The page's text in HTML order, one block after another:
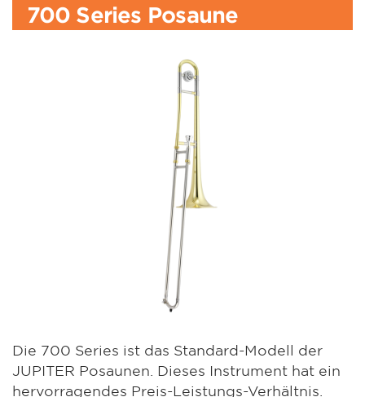
700 Series Posaune
Die 700 Series ist das Standard-Modell der
JUPITER Posaunen. Dieses Instrument hat ein
hervorragendes Preis-Leistungs-Verhältnis.